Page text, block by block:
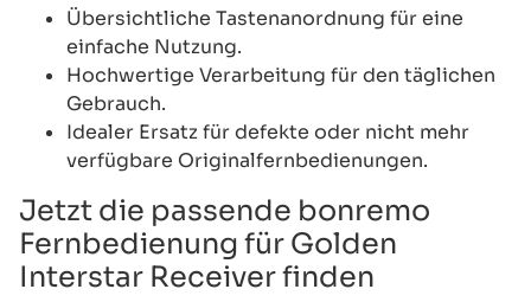
Übersichtliche Tastenanordnung für eine
einfache Nutzung.
Hochwertige Verarbeitung für den täglichen
Gebrauch.
Idealer Ersatz für defekte oder nicht mehr
verfügbare Originalfernbedienungen.
Jetzt die passende bonremo
Fernbedienung für Golden
Interstar Receiver finden